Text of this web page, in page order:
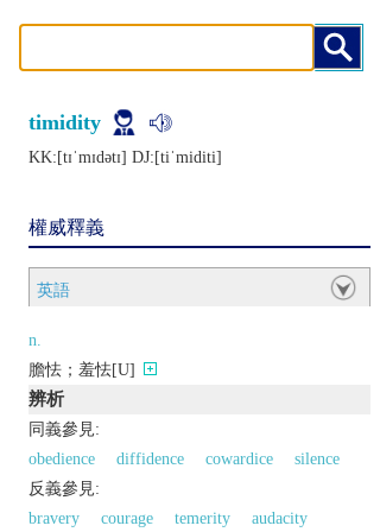
timidity
KK:[tɪˈmɪdǝtɪ] DJ:[tiˈmiditi]
權威釋義
英語
n.
膽怯；羞怯[U]
辨析
同義參見:
obedience
diffidence cowardice
silence
反義參見:
bravery
courage temerity audacity